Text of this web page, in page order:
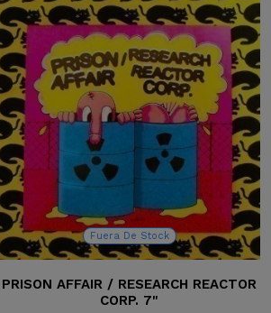
Fuera De Stock
PRISON AFFAIR / RESEARCH REACTOR
CORP. 7"